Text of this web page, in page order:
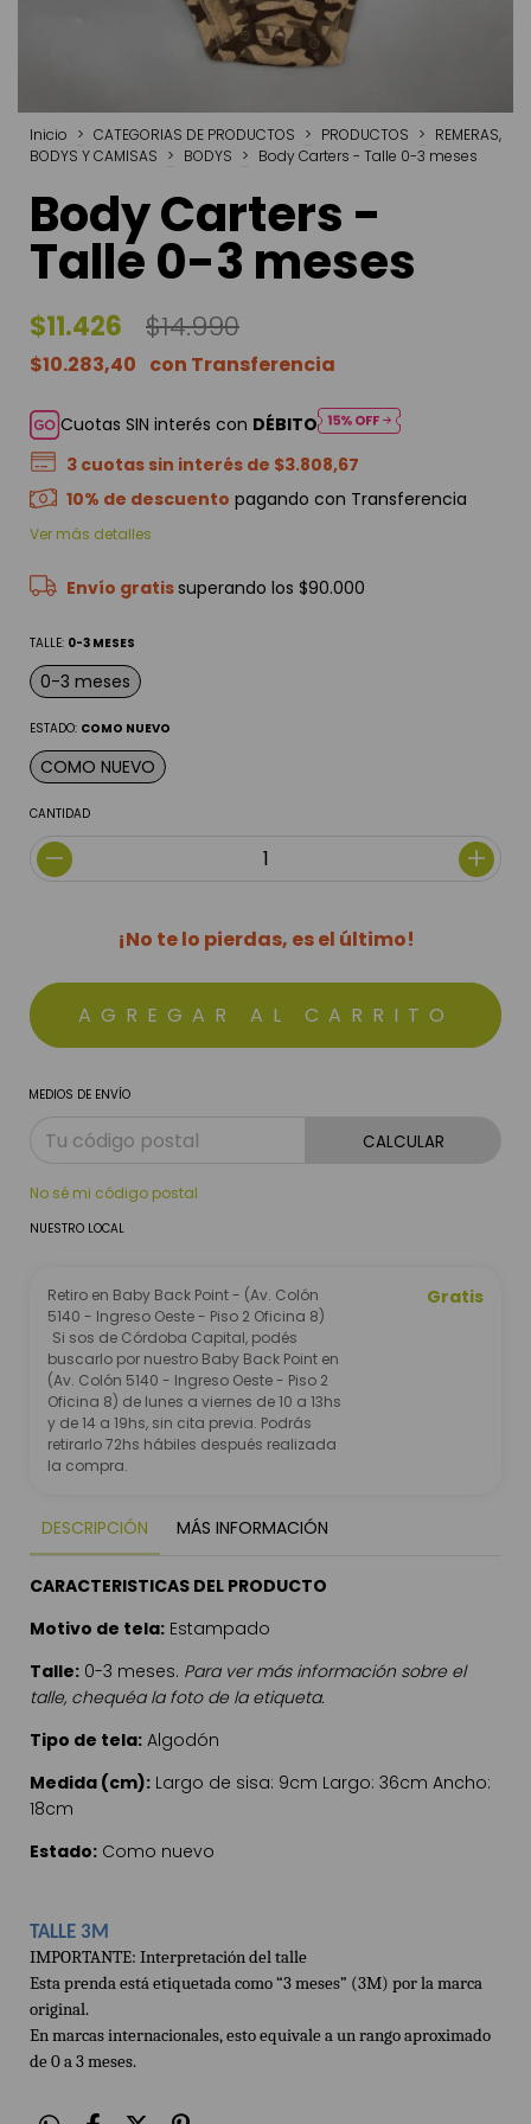
Inicio > CATEGORIAS DE PRODUCTOS > PRODUCTOS > REMERAS,
BODYS Y CAMISAS > BODYS > Body Carters - Talle 0-3 meses
Body Carters -
Talle 0-3 meses
$11.426 $14.990
$10.283,40
Cuotas SIN interés con DÉBITO
3 cuotas sin interés de $3.808,67
10% de descuento pagando con Transferencia
Ver más detalles
Envío gratissuperando los$90.000
TALLE: 0-3 MESES
0-3 meses
ESTADO: COMO NUEVO
COMO NUEVO
CANTIDAD
¡No te lo pierdas, es el último!
MEDIOS DE ENVÍO
CALCULAR
No sé mi código postal
NUESTRO LOCAL
Retiro en Baby Back Point - (Av. Colón
5140 - Ingreso Oeste - Piso 2 Oficina 8)
Si sos de Córdoba Capital, podés
buscarlo por nuestro Baby Back Point en
(Av. Colón 5140 - Ingreso Oeste - Piso 2
Oficina 8) de lunes a viernes de 10 a 13hs
y de 14 a 19hs, sin cita previa. Podrás
retirarlo 72hs hábiles después realizada
la compra.
Gratis
DESCRIPCIÓN MÁS INFORMACIÓN
CARACTERISTICAS DEL PRODUCTO
Motivo de tela: Estampado
Talle: 0-3 meses. Para ver más información sobre el
talle, chequéa la foto de la etiqueta.
Tipo de tela: Algodón
Medida (cm): Largo de sisa: 9cm Largo: 36cm Ancho:
18cm
Estado: Como nuevo
TALLE 3M
IMPORTANTE: Interpretación del talle
Esta prenda está etiquetada como “3 meses” (3M) por la marca
original.
En marcas internacionales, esto equivale a un rango aproximado
de 0 a 3 meses.